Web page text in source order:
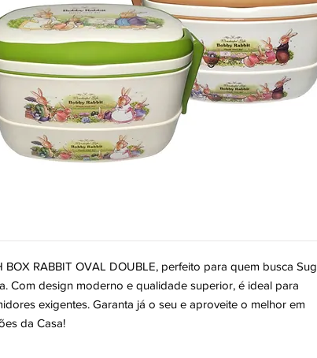
BOX RABBIT OVAL DOUBLE, perfeito para quem busca
Com design moderno e qualidade superior, é ideal para
exigentes. Garanta já o seu e aproveite o melhor em
da Casa!